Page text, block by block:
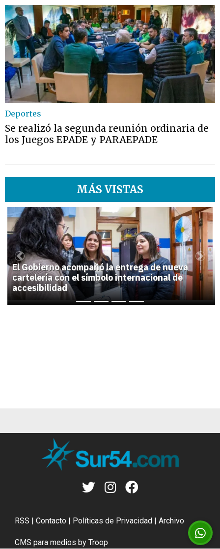
Deportes
Se realizó la segunda reunión ordinaria de
los Juegos EPADE y PARAEPADE
MÁS VISTAS
1
El Gobierno acompañó la entrega de nueva
cartelería con el símbolo internacional de
accesibilidad
Previous Next
RSS Contacto Políticas de Privacidad Archivo
CMS para medios by Troop